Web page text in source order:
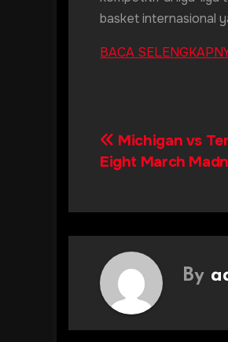
basket internasional
BACA
Post
navigation
Michigan vs
Eight March
By